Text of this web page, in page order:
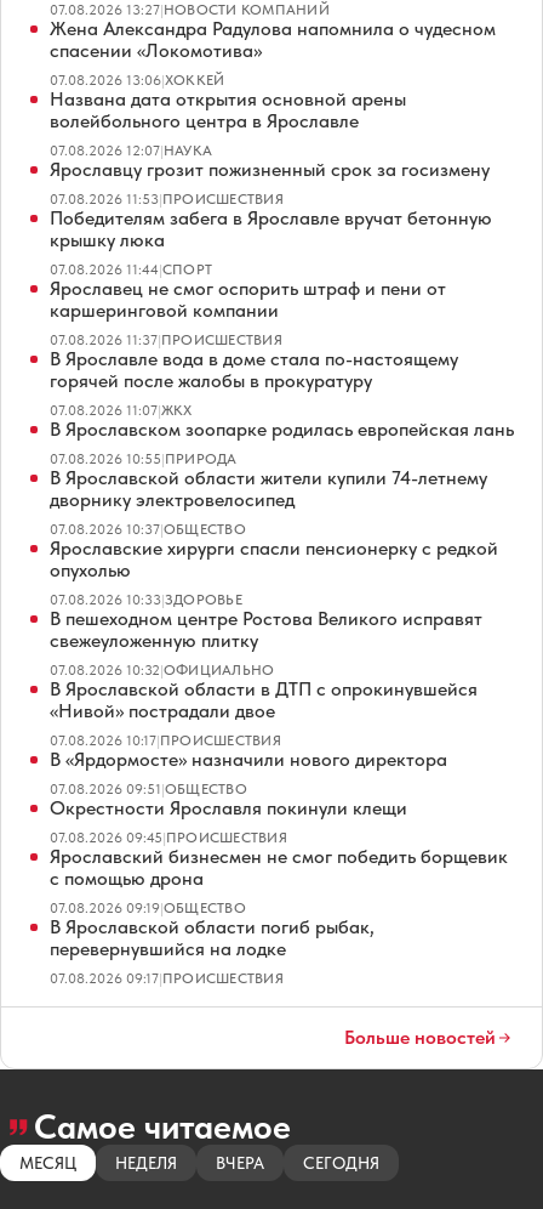
07.08.2026 13:27|НОВОСТИ КОМПАНИЙ
Жена Александра Радулова напомнила о чудесном
спасении «Локомотива»
07.08.2026 13:06|ХОККЕЙ
Названа дата открытия основной арены
волейбольного центра в Ярославле
07.08.2026 12:07|НАУКА
Ярославцу грозит пожизненный срок за госизмену
07.08.2026 11:53|ПРОИСШЕСТВИЯ
Победителям забега в Ярославле вручат бетонную
крышку люка
07.08.2026 11:44|СПОРТ
Ярославец не смог оспорить штраф и пени от
каршеринговой компании
07.08.2026 11:37|ПРОИСШЕСТВИЯ
В Ярославле вода в доме стала по-настоящему
горячей после жалобы в прокуратуру
07.08.2026 11:07|ЖКХ
В Ярославском зоопарке родилась европейская лань
07.08.2026 10:55|ПРИРОДА
В Ярославской области жители купили 74-летнему
дворнику электровелосипед
07.08.2026 10:37|ОБЩЕСТВО
Ярославские хирурги спасли пенсионерку с редкой
опухолью
07.08.2026 10:33|ЗДОРОВЬЕ
В пешеходном центре Ростова Великого исправят
свежеуложенную плитку
07.08.2026 10:32|ОФИЦИАЛЬНО
В Ярославской области в ДТП с опрокинувшейся
«Нивой» пострадали двое
07.08.2026 10:17|ПРОИСШЕСТВИЯ
В «Ярдормосте» назначили нового директора
07.08.2026 09:51|ОБЩЕСТВО
Окрестности Ярославля покинули клещи
07.08.2026 09:45|ПРОИСШЕСТВИЯ
Ярославский бизнесмен не смог победить борщевик
с помощью дрона
07.08.2026 09:19|ОБЩЕСТВО
В Ярославской области погиб рыбак,
перевернувшийся на лодке
07.08.2026 09:17|ПРОИСШЕСТВИЯ
Больше новостей
Самое читаемое
МЕСЯЦ НЕДЕЛЯ ВЧЕРА СЕГОДНЯ